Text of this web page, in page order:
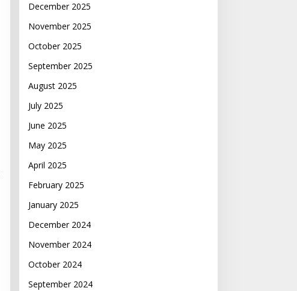
December 2025
November 2025
October 2025
September 2025
August 2025
July 2025
June 2025
May 2025
April 2025
February 2025
January 2025
December 2024
November 2024
October 2024
September 2024